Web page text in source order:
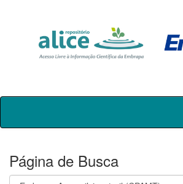
Skip
Página de Busca